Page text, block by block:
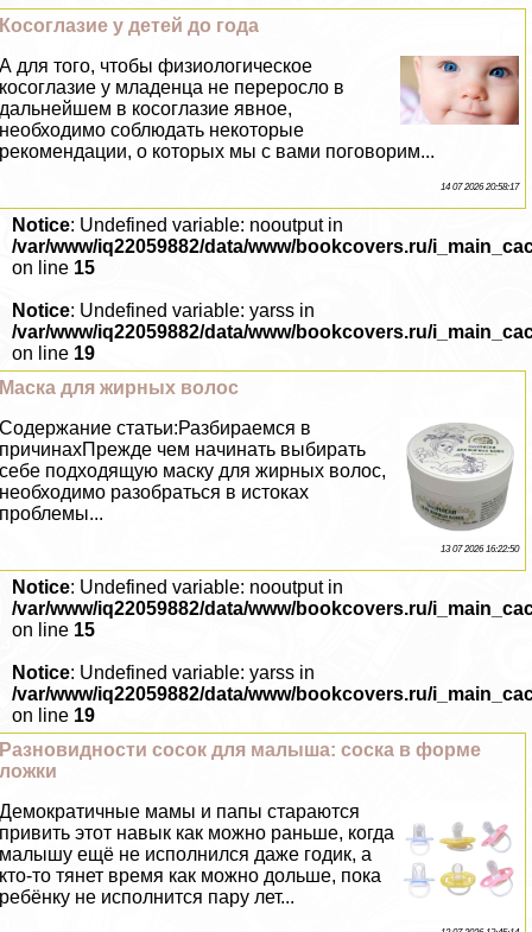
Косоглазие у детей до года
А для того, чтобы физиологическое
косоглазие у младенца не переросло в
дальнейшем в косоглазие явное,
необходимо соблюдать некоторые
рекомендации, о которых мы с вами поговорим...
14 07 2026 20:58:17
Notice: Undefined variable: nooutput in
/var/www/iq22059882/data/www/bookcovers.ru/
on line 15
Notice: Undefined variable: yarss in
/var/www/iq22059882/data/www/bookcovers.ru/
on line 19
Маска для жирных волос
Содержание статьи:Разбираемся в
причинахПрежде чем начинать выбирать
себе подходящую маску для жирных волос,
необходимо разобраться в истоках
проблемы...
13 07 2026 16:22:50
Notice: Undefined variable: nooutput in
/var/www/iq22059882/data/www/bookcovers.ru/
on line 15
Notice: Undefined variable: yarss in
/var/www/iq22059882/data/www/bookcovers.ru/
on line 19
Разновидности сосок для малыша: соска в форме
ложки
Демократичные мамы и папы стараются
привить этот навык как можно раньше, когда
малышу ещё не исполнился даже годик, а
кто-то тянет время как можно дольше, пока
ребёнку не исполнится пару лет...